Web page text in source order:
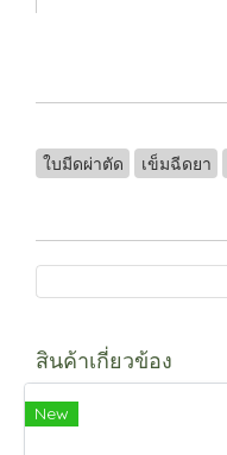
ใบมีดผ่าตัด เข็มฉีดยา
สินค้าเกี่ยวข้อง
New